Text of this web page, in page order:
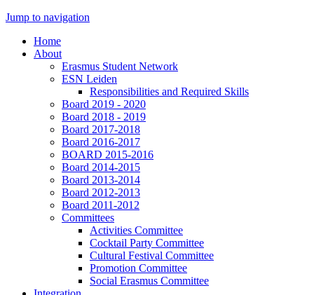
Jump to navigation
Home
About
Erasmus Student Network
ESN Leiden
Responsibilities and Required Skills
Board 2019 - 2020
Board 2018 - 2019
Board 2017-2018
Board 2016-2017
BOARD 2015-2016
Board 2014-2015
Board 2013-2014
Board 2012-2013
Board 2011-2012
Committees
Activities Committee
Cocktail Party Committee
Cultural Festival Committee
Promotion Committee
Social Erasmus Committee